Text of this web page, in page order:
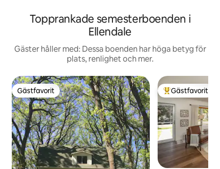
Topprankade semesterboenden i
Ellendale
Gäster håller med: Dessa boenden har höga betyg för
plats, renlighet och mer.
Gästfavorit
Gästfavorit Populär
Gästfavorit